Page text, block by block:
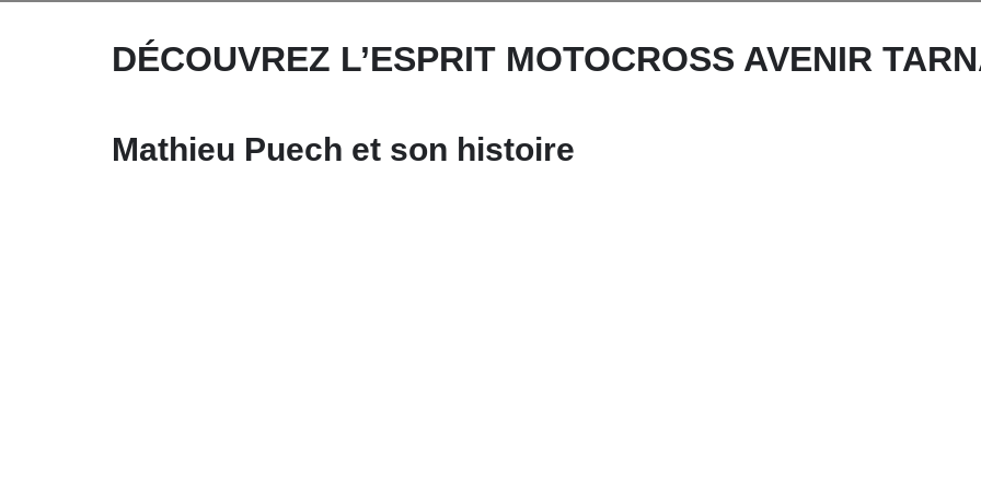
DÉCOUVREZ L’ESPRIT MOTOCROSS AVENIR
Mathieu Puech et son histoire